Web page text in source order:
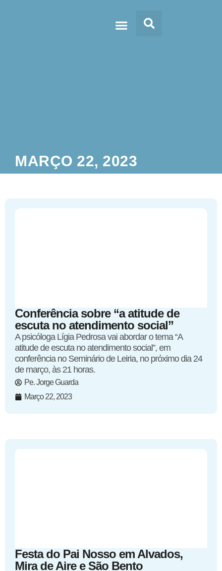
MARÇO 22, 2023
Conferência sobre “a atitude de
escuta no atendimento social”
A psicóloga Lígia Pedrosa vai abordar o tema “A
atitude de escuta no atendimento social”, em
conferência no Seminário de Leiria, no próximo dia 24
de março, às 21 horas.
Pe. Jorge Guarda
Março 22, 2023
Festa do Pai Nosso em Alvados,
Mira de Aire e São Bento